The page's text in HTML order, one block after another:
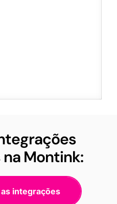
Montink:
integrações